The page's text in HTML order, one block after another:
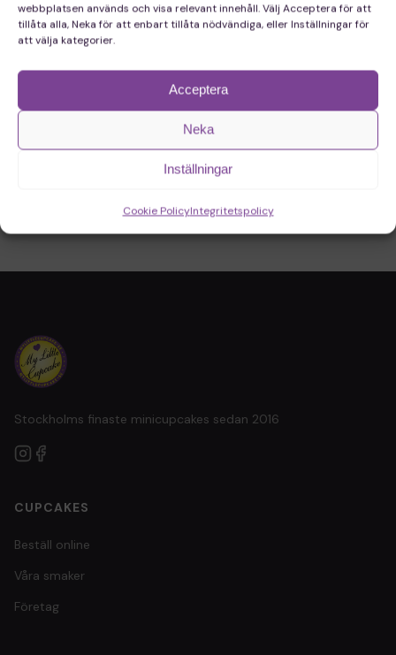
webbplatsen används och visa relevant innehåll. Välj Acceptera för att
tillåta alla, Neka för att enbart tillåta nödvändiga, eller Inställningar för
att välja kategorier.
Acceptera
Neka
Inställningar
Cookie PolicyIntegritetspolicy
Stockholms finaste minicupcakes sedan 2016
CUPCAKES
Beställ online
Våra smaker
Företag